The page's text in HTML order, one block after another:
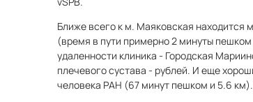
Ближе всего к м. Маяковская находится
(время в пути примерно 2 минуты
удаленности клиника - Городская
плечевого сустава - рублей. И еще
человека РАН (67 минут пешком и 5.6 км).